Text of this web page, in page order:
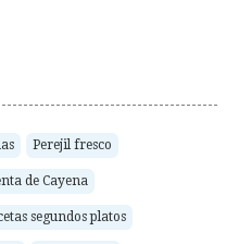
Perejil fresco
de Cayena
segundos platos